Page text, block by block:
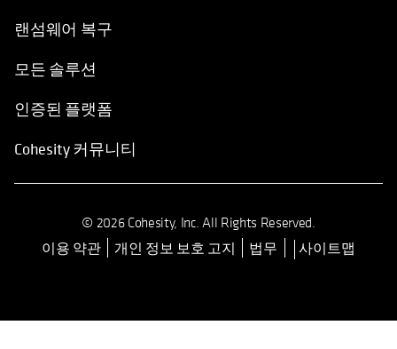
랜섬웨어 복구
모든 솔루션
인증된 플랫폼
Cohesity 커뮤니티
© 2026 Cohesity, Inc. All Rights Reserved.
이용 약관opens in a new tab
개인 정보 보호 고지 법무 사이트맵